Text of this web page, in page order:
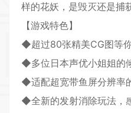
样的花妖，是毁灭还是捕
【游戏特色】
◆超过80张精美CG图等
◆多位日本声优小姐姐的
◆适配超宽带鱼屏分辨率
◆全新的发射消除玩法，